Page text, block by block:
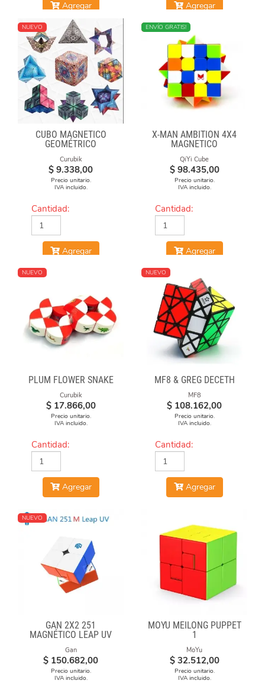
Agregar Agregar
NUEVO
CUBO MAGNÉTICO
GEOMÉTRICO
Curubik
$ 9.338,00
Precio unitario.
IVA incluido.
Cantidad:
Agregar
NUEVO
ENVÍO GRATIS!
X-MAN AMBITION 4X4
MAGNETICO
QiYi Cube
$ 98.435,00
Precio unitario.
IVA incluido.
Cantidad:
Agregar
NUEVO
PLUM FLOWER SNAKE
Curubik
$ 17.866,00
Precio unitario.
IVA incluido.
Cantidad:
Agregar
NUEVO
MF8 & GREG DECETH
MF8
$ 108.162,00
Precio unitario.
IVA incluido.
Cantidad:
Agregar
NUEVO
GAN 2X2 251
MAGNÉTICO LEAP UV
Gan
$ 150.682,00
Precio unitario.
IVA incluido.
MOYU MEILONG PUPPET
1
MoYu
$ 32.512,00
Precio unitario.
IVA incluido.